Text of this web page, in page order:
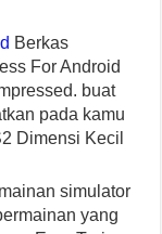
Berkas
For Android
buat
pada kamu
Dimensi Kecil
simulator
yang